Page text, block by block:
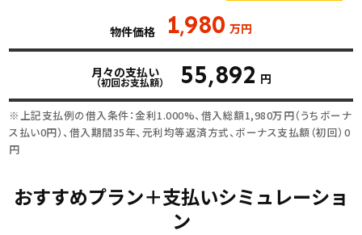
物件価格 1,980 万円
月々の支払い
（初回お支払額） 55,892 円
※上記支払例の借入条件：金利1.000%、借入総額1,980万円（うちボーナ
ス払い0円）、借入期間35年、元利均等返済方式、ボーナス支払額（初回）0
円
おすすめプラン＋支払いシミュレーショ
ン